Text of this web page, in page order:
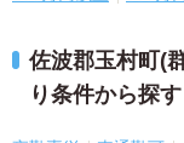
佐波郡玉村町(
り条件から探す